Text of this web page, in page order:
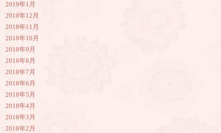
2019年1月
2018年12月
2018年11月
2018年10月
2018年9月
2018年8月
2018年7月
2018年6月
2018年5月
2018年4月
2018年3月
2018年2月